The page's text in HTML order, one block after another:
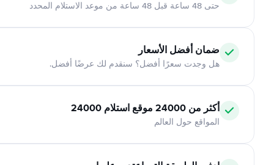
حتى 48 ساعة قبل 48 ساعة من موعد الاستلام المحدد
ضمان أفضل الأسعار
هل وجدت سعرًا أفضل؟ سنقدم لك عرضًا أفضل.
أكثر من 24000 موقع استلام 24000
المواقع حول العالم